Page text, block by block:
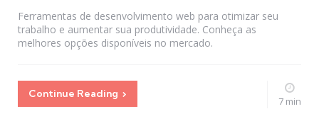
Ferramentas de desenvolvimento web para otimizar seu
trabalho e aumentar sua produtividade. Conheça as
melhores opções disponíveis no mercado.
Continue Reading
7 min